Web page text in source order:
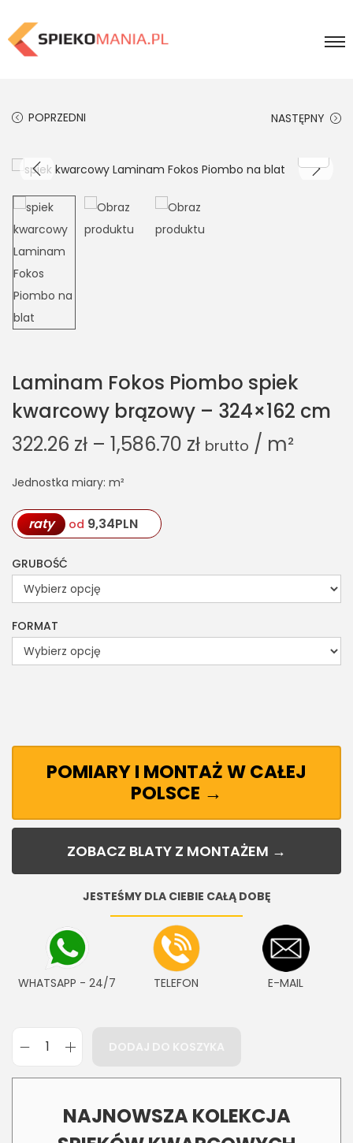
POPRZEDNI NASTĘPNY
Laminam Fokos Piombo spiek
kwarcowy brązowy – 324×162 cm
322.26 zł – 1,586.70 zł brutto / m²
Jednostka miary: m²
raty od 9,34PLN
GRUBOŚĆ
FORMAT
POMIARY I MONTAŻ W CAŁEJ
POLSCE →
ZOBACZ BLATY Z MONTAŻEM →
JESTEŚMY DLA CIEBIE CAŁĄ DOBĘ
WHATSAPP - 24/7 TELEFON E-MAIL
DODAJ DO KOSZYKA
NAJNOWSZA KOLEKCJA